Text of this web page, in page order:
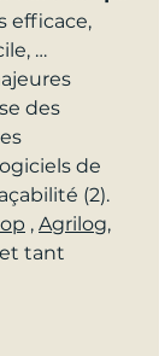
efficace,
…
des
de
(2).
, Agrilog,
et tant